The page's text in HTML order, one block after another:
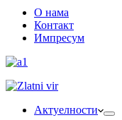
О нама
Контакт
Импресум
Актуелности